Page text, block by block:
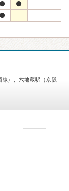
）、六地蔵駅（京阪